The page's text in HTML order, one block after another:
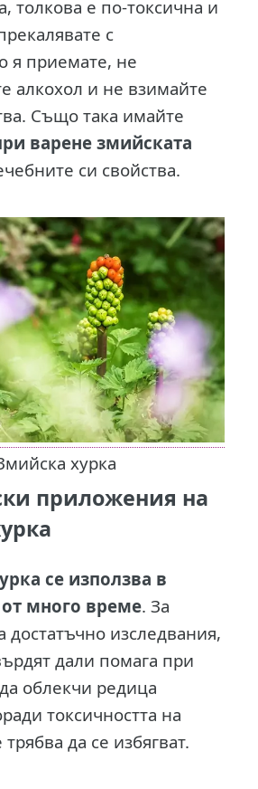
толкова е по-токсична и
с
я приемате, не
алкохол и не взимайте
Също така имайте
варене змийската
си свойства.
хурка
приложения на
се използва в
много време. За
изследвания,
дали помага при
облекчи редица
токсичността на
да се избягват.